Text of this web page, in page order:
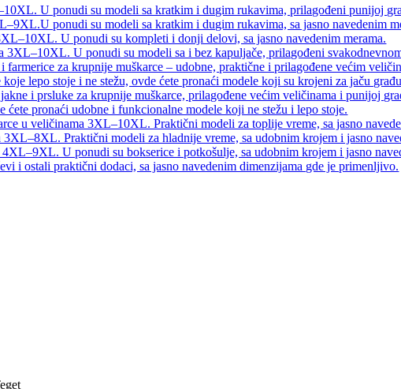
U ponudi su modeli sa kratkim i dugim rukavima, prilagođeni punijoj
ponudi su modeli sa kratkim i dugim rukavima, sa jasno navedenim
U ponudi su kompleti i donji delovi, sa jasno navedenim merama.
3XL–10XL. U ponudi su modeli sa i bez kapuljače, prilagođeni
za krupnije muškarce – udobne, praktične i prilagođene većim
lepo stoje i ne stežu, ovde ćete pronaći modele koji su krojeni za jaču
i prsluke za krupnije muškarce, prilagođene većim veličinama i punijoj
pronaći udobne i funkcionalne modele koji ne stežu i lepo stoje.
u veličinama 3XL–10XL. Praktični modeli za toplije vreme, sa jasno
Praktični modeli za hladnije vreme, sa udobnim krojem i jasno
U ponudi su bokserice i potkošulje, sa udobnim krojem i jasno
i ostali praktični dodaci, sa jasno navedenim dimenzijama gde je primenljivo.